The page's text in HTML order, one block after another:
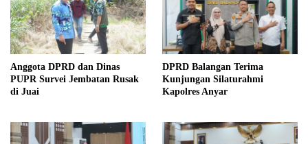
Anggota DPRD dan Dinas
PUPR Survei Jembatan Rusak
di Juai
DPRD Balangan Terima
Kunjungan Silaturahmi
Kapolres Anyar